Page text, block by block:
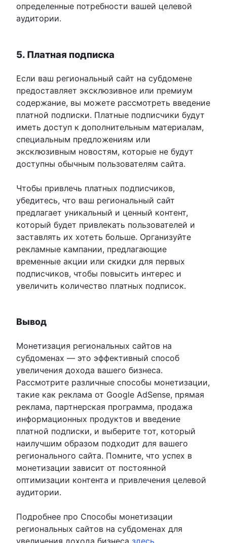
определенные потребности вашей целевой
аудитории.
5. Платная подписка
Если ваш региональный сайт на субдомене
предоставляет эксклюзивное или премиум
содержание, вы можете рассмотреть введение
платной подписки. Платные подписчики будут
иметь доступ к дополнительным материалам,
специальным предложениям или
эксклюзивным новостям, которые не будут
доступны обычным пользователям сайта.
Чтобы привлечь платных подписчиков,
убедитесь, что ваш региональный сайт
предлагает уникальный и ценный контент,
который будет привлекать пользователей и
заставлять их хотеть больше. Организуйте
рекламные кампании, предлагающие
временные акции или скидки для первых
подписчиков, чтобы повысить интерес и
увеличить количество платных подписок.
Вывод
Монетизация региональных сайтов на
субдоменах — это эффективный способ
увеличения дохода вашего бизнеса.
Рассмотрите различные способы монетизации,
такие как реклама от Google AdSense, прямая
реклама, партнерская программа, продажа
информационных продуктов и введение
платной подписки, и выберите тот, который
наилучшим образом подходит для вашего
регионального сайта. Помните, что успех в
монетизации зависит от постоянной
оптимизации контента и привлечения целевой
аудитории.
Подробнее про Способы монетизации
региональных сайтов на субдоменах для